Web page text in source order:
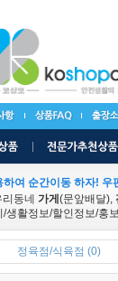
하여 순간이동 하자!
리동네 가게 (문앞배달),
/생활정보/할인정보/홍
정육점/식육점 (0)